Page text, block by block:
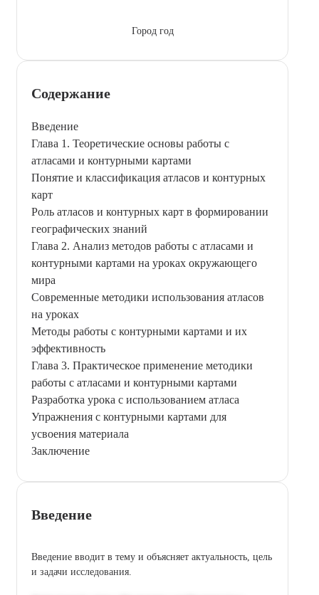
Город год
Содержание
Введение
Глава 1. Теоретические основы работы с
атласами и контурными картами
Понятие и классификация атласов и контурных
карт
Роль атласов и контурных карт в формировании
географических знаний
Глава 2. Анализ методов работы с атласами и
контурными картами на уроках окружающего
мира
Современные методики использования атласов
на уроках
Методы работы с контурными картами и их
эффективность
Глава 3. Практическое применение методики
работы с атласами и контурными картами
Разработка урока с использованием атласа
Упражнения с контурными картами для
усвоения материала
Заключение
Введение
Введение вводит в тему и объясняет актуальность, цель
и задачи исследования.